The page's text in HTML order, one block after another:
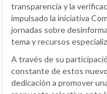
transparencia y la
impulsado la iniciativa
jornadas sobre
tema y recursos
A través de su
constante de estos
dedicación a promover